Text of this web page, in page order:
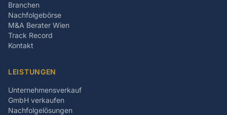
Branchen
Nachfolgebörse
M&A Berater Wien
Track Record
Kontakt
LEISTUNGEN
Unternehmensverkauf
GmbH verkaufen
Nachfolgelösungen